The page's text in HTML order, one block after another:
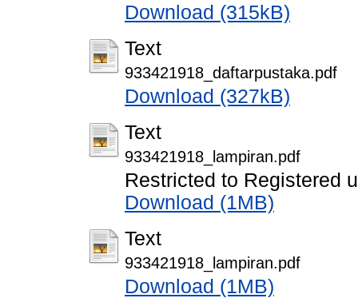
Download (315kB)
Text
933421918_daftarpustaka.pdf
Download (327kB)
Text
933421918_lampiran.pdf
Restricted to Registered
Download (1MB)
Text
933421918_lampiran.pdf
Download (1MB)